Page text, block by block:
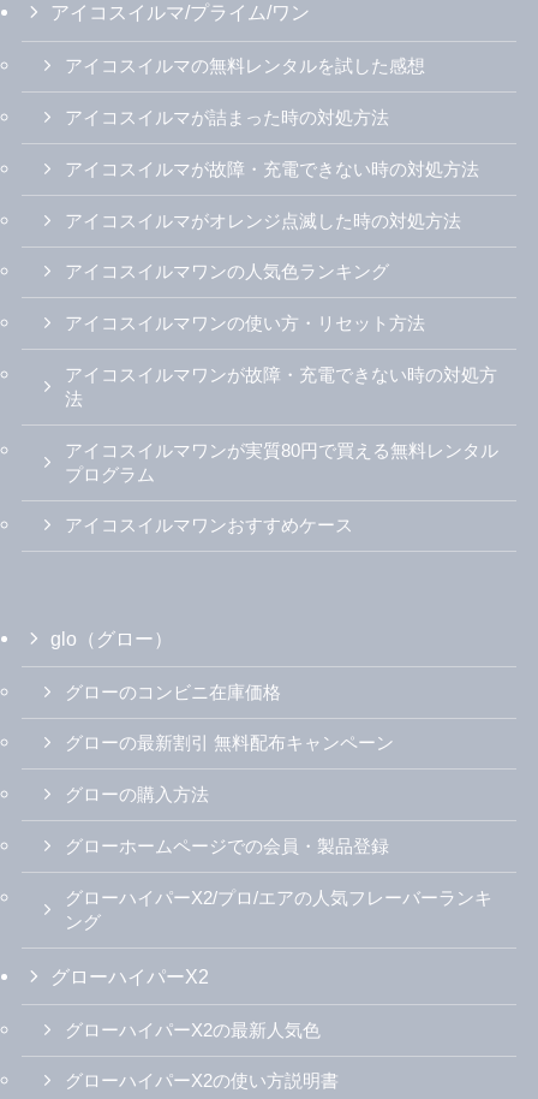
アイコスイルマ/プライム/ワン
アイコスイルマの無料レンタルを試した感想
アイコスイルマが詰まった時の対処方法
アイコスイルマが故障・充電できない時の対処方法
アイコスイルマがオレンジ点滅した時の対処方法
アイコスイルマワンの人気色ランキング
アイコスイルマワンの使い方・リセット方法
アイコスイルマワンが故障・充電できない時の対処方
法
アイコスイルマワンが実質80円で買える無料レンタル
プログラム
アイコスイルマワンおすすめケース
glo（グロー）
グローのコンビニ在庫価格
グローの最新割引 無料配布キャンペーン
グローの購入方法
グローホームページでの会員・製品登録
グローハイパーX2/プロ/エアの人気フレーバーランキ
ング
グローハイパーX2
グローハイパーX2の最新人気色
グローハイパーX2の使い方説明書